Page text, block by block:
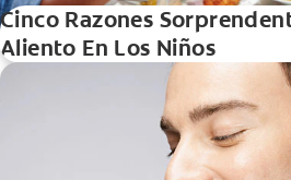
Cinco Razones
Aliento En Los Niños